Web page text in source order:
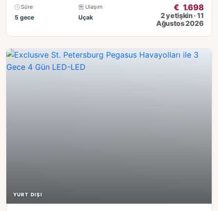
Süre
5 gece
Ulaşım
Uçak
€ 1.698
2 yetişkin · 11
Ağustos 2026
YURT DIŞI